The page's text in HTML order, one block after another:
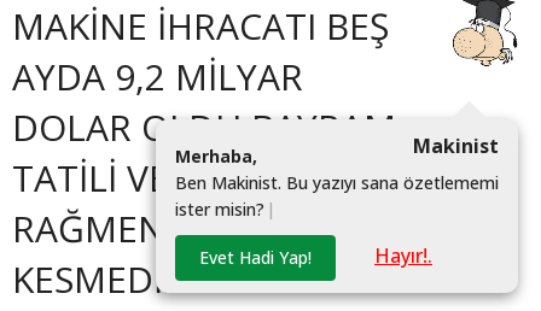
MAKİNE İHRACATI BEŞ
AYDA 9,2 MİLYAR
DOLAR OLDU BAYRAM
TATİLİ VE KAPANMAYA
RAĞMEN İHRACAT HIZ
KESMEDİ
Makinist
Merhaba,
Ben Makinist. Bu yazıyı sana özetlememi
ister misin? |
Evet Hadi Yap! Hayır!.